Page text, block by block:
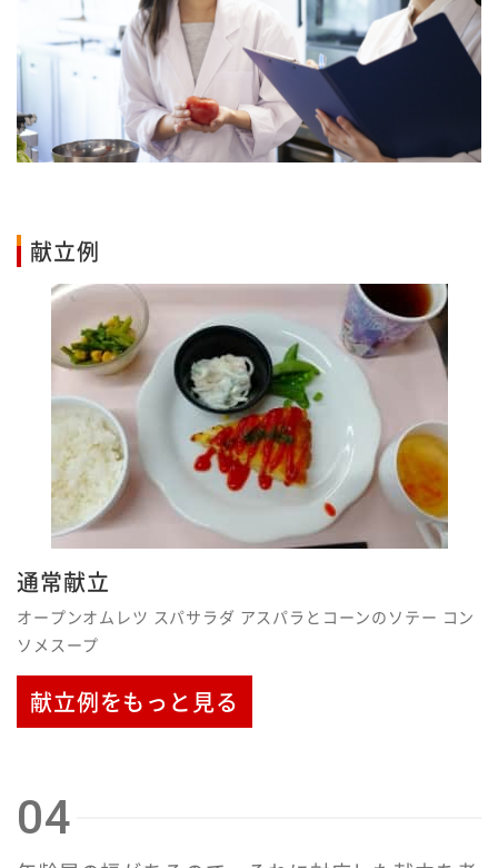
献立例
通常献立
オープンオムレツ スパサラダ アスパラとコーンのソテー コン
ソメスープ
献立例をもっと見る
04